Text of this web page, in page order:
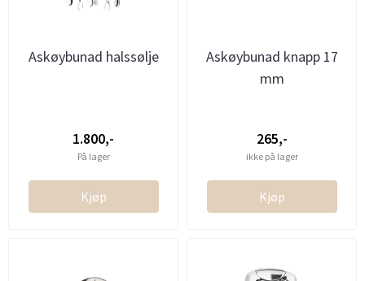
Askøybunad halssølje
1.800,-
På lager
Kjøp
Askøybunad knapp 17
mm
265,-
ikke på lager
Kjøp